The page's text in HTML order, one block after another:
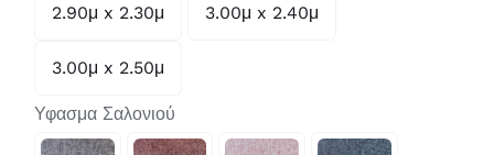
2.90μ x 2.30μ 3.00μ x 2.40μ
3.00μ x 2.50μ
Υφασμα Σαλονιού